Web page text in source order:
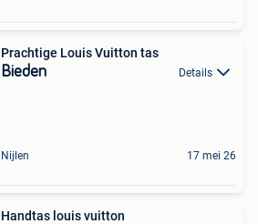
Prachtige Louis Vuitton tas
Bieden Details
Nijlen 17 mei 26
Handtas louis vuitton